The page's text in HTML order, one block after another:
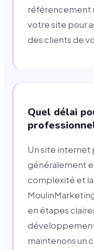
référencement
votre site pour
des clients de
Quel délai
Un site internet
généralement
complexité et
en étapes
maintenons un